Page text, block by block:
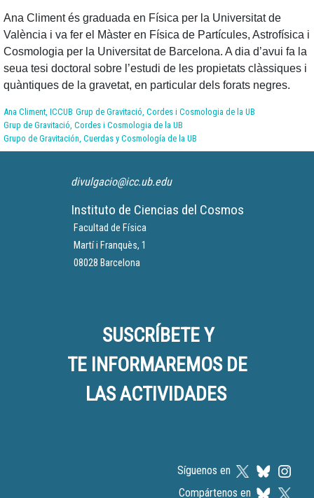
Ana Climent és graduada en Física per la Universitat de
València i va fer el Màster en Física de Partícules, Astrofísica i
Cosmologia per la Universitat de Barcelona. A dia d’avui fa la
seua tesi doctoral sobre l’estudi de les propietats clàssiques i
quàntiques de la gravetat, en particular dels forats negres.
Ana Climent, ICCUB Grup de Gravitació, Cordes i Cosmologia de la UB
Grup de Gravitació, Cordes i Cosmologia de la UB
Grupo de Gravitación, Cuerdas y Cosmología de la UB
divulgacio@icc.ub.edu
Instituto de Ciencias del Cosmos
Facultad de Física
Martí i Franquès, 1
08028 Barcelona
SUSCRÍBETE Y
TE INFORMAREMOS DE
LAS ACTIVIDADES
Síguenos en
Compártenos en